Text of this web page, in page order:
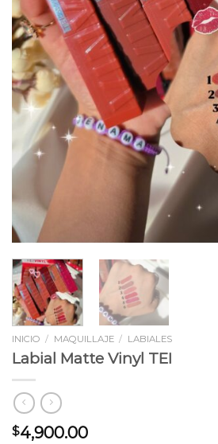
INICIO / MAQUILLAJE / LABIALES
Labial Matte Vinyl TEI
$4,900.00